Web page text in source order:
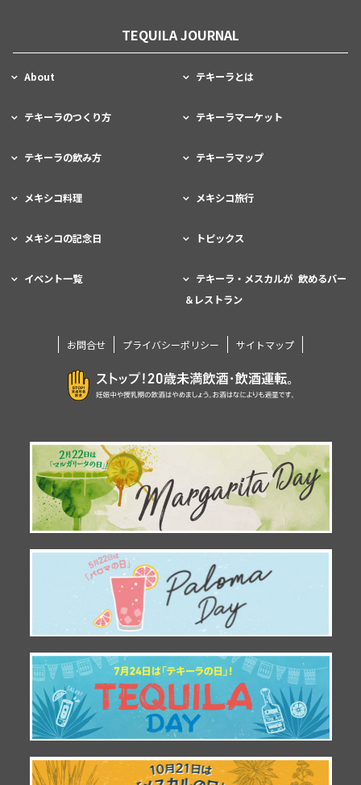
TEQUILA JOURNAL
About テキーラとは
テキーラのつくり方 テキーラマーケット
テキーラの飲み方 テキーラマップ
メキシコ料理 メキシコ旅行
メキシコの記念日 トピックス
イベント一覧
テキーラ・メスカルが 飲めるバー
＆レストラン
お問合せ プライバシーポリシー サイトマップ